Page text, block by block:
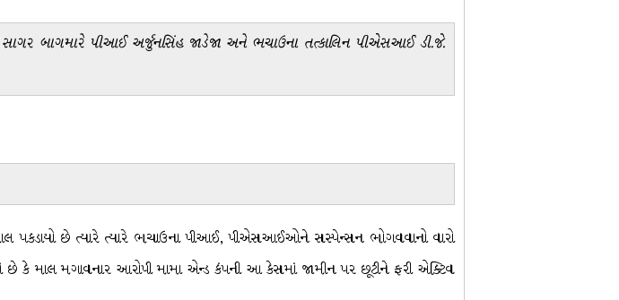
બાગમારે પીઆઈ અર્જુનસિંહ જાડેજા અને ભચાઉના તત્કાલિન પીએસઆઈ ડી.જે.
પકડાયો છે ત્યારે ત્યારે ભચાઉના પીઆઈ, પીએસઆઈઓને સસ્પેન્સન ભોગવવાનો વારો
કે માલ મગાવનાર આરોપી મામા એન્ડ કંપની આ કેસમાં જામીન પર છૂટીને ફરી એક્ટિવ